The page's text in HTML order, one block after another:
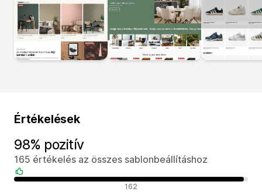
Értékelések
98% pozitív
165 értékelés az összes sablonbeállításhoz
Pozitív értékelések 162